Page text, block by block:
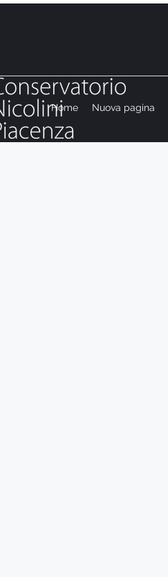
Home Nuova pagina